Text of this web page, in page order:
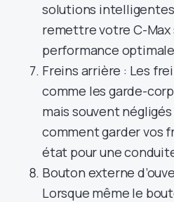
solutions
remettre votre C-Max
performance
Freins arrière : Les
comme les garde-
mais souvent
comment garder vos
état pour une
Bouton externe
Lorsque même le